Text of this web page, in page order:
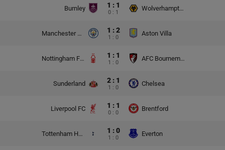
Burnley 1 : 1
0 : 1
Wolverhampton Wanderers
Manchester City 1 : 2
1 : 0
Aston Villa
Nottingham Forest 1 : 1
1 : 0
AFC Bournemouth
Sunderland 2 : 1
1 : 0
Chelsea
Liverpool FC 1 : 1
0 : 0
Brentford
Tottenham Hotspur 1 : 0
1 : 0
Everton